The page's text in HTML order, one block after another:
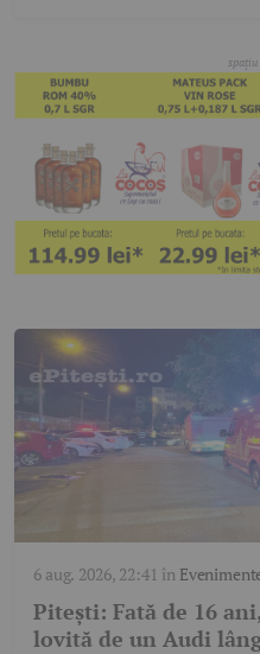
6 aug. 2026, 22:41 în
Pitești: Fată de 16
lovită de un Audi